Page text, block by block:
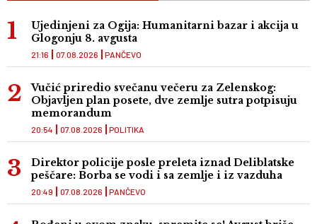
Ujedinjeni za Ogija: Humanitarni bazar i akcija u
Glogonju 8. avgusta
PANČEVO
21:16 07.08.2026
Vučić priredio svečanu večeru za Zelenskog:
Objavljen plan posete, dve zemlje sutra potpisuju
memorandum
POLITIKA
20:54 07.08.2026
Direktor policije posle preleta iznad Deliblatske
peščare: Borba se vodi i sa zemlje i iz vazduha
PANČEVO
20:49 07.08.2026